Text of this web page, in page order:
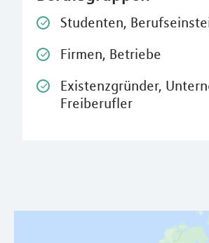
Studenten,
Firmen, Betriebe
Existenzgründer,
Freiberufler